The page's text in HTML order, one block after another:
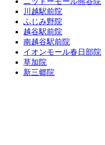
川越駅前院
ふじみ野院
越谷駅前院
南越谷駅前院
イオンモール春日部院
草加院
新三郷院